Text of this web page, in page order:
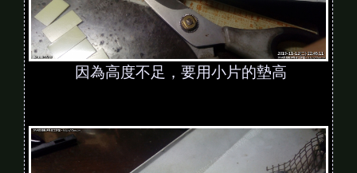
因為高度不足，要用小片的墊高